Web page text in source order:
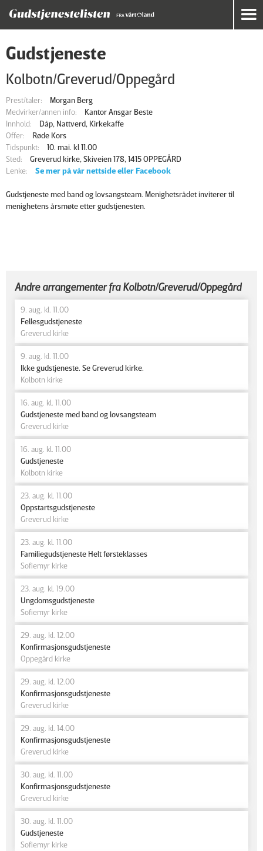
Gudstjeneste
Kolbotn/Greverud/Oppegård
Prest/taler:
Morgan Berg
Medvirker/annen info:
Kantor Ansgar Beste
Innhold:
Dåp, Nattverd, Kirkekaffe
Offer:
Røde Kors
Tidspunkt:
10. mai. kl 11.00
Sted:
Greverud kirke, Skiveien 178, 1415 OPPEGÅRD
Lenke:
Se mer på vår nettside eller Facebook
Gudstjeneste med band og lovsangsteam. Menighetsrådet inviterer til
menighetens årsmøte etter gudstjenesten.
Andre arrangementer fra Kolbotn/Greverud/Oppegård
9. aug. kl. 11.00
Fellesgudstjeneste
Greverud kirke
9. aug. kl. 11.00
Ikke gudstjeneste. Se Greverud kirke.
Kolbotn kirke
16. aug. kl. 11.00
Gudstjeneste med band og lovsangsteam
Greverud kirke
16. aug. kl. 11.00
Gudstjeneste
Kolbotn kirke
23. aug. kl. 11.00
Oppstartsgudstjeneste
Greverud kirke
23. aug. kl. 11.00
Familiegudstjeneste Helt førsteklasses
Sofiemyr kirke
23. aug. kl. 19.00
Ungdomsgudstjeneste
Sofiemyr kirke
29. aug. kl. 12.00
Konfirmasjonsgudstjeneste
Oppegård kirke
29. aug. kl. 12.00
Konfirmasjonsgudstjeneste
Greverud kirke
29. aug. kl. 14.00
Konfirmasjonsgudstjeneste
Greverud kirke
30. aug. kl. 11.00
Konfirmasjonsgudstjeneste
Greverud kirke
30. aug. kl. 11.00
Gudstjeneste
Sofiemyr kirke